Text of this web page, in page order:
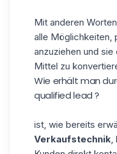
Mit anderen
alle Möglichkeiten,
anzuziehen und
Mittel zu
Wie erhält man
qualified lead ?
ist, wie bereits
Verkaufstechnik,